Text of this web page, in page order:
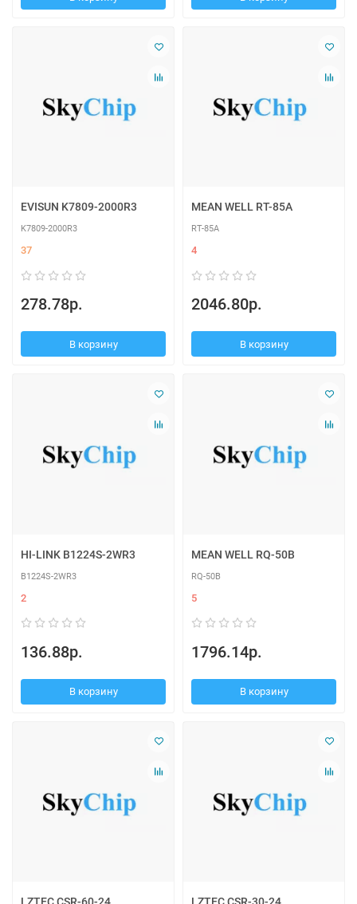
EVISUN K7809-2000R3
K7809-2000R3
37
278.78р.
В корзину
MEAN WELL RT-85A
RT-85A
4
2046.80р.
В корзину
HI-LINK B1224S-2WR3
B1224S-2WR3
2
136.88р.
В корзину
MEAN WELL RQ-50B
RQ-50B
5
1796.14р.
В корзину